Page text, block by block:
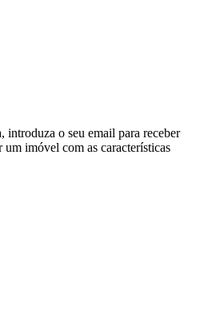
introduza o seu email para receber
imóvel com as características